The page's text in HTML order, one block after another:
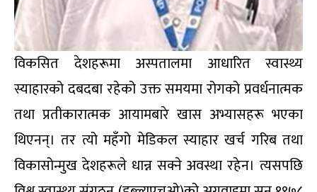
विकसित देशहरूमा अस्पतालमा आधारित स्वास्थ्य
स्याहारको दबदबा रहेको उक्त समयमा रोगको प्रवर्धनात्मक
तथा प्रतीकारात्मक आयामबारे खास अभ्यासहरू भएका
थिएनन्। तर त्यो महँगो मेडिकल स्याहार खर्च गरिब तथा
विकासोन्मुख देशहरूले धान्न सक्ने अवस्था रहेन। त्यसपछि